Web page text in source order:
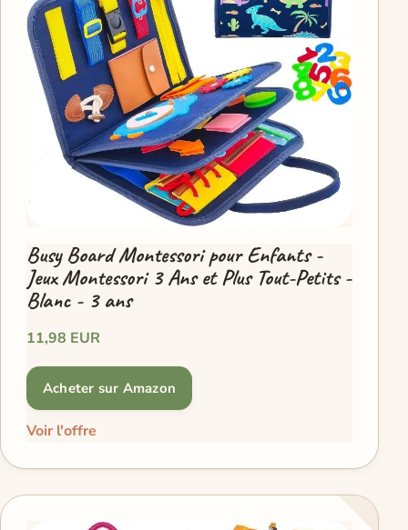
Busy Board Montessori pour Enfants -
Jeux Montessori 3 Ans et Plus Tout-Petits -
Blanc - 3 ans
11,98 EUR
Acheter sur Amazon
Voir l'offre